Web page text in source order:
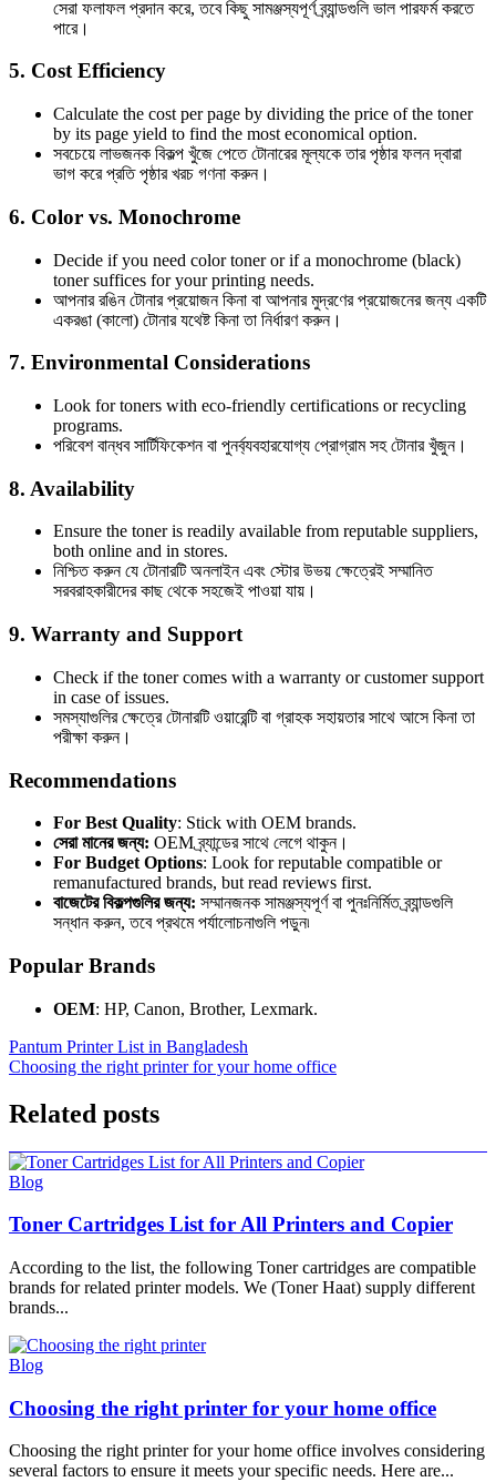
সেরা ফলাফল প্রদান করে, তবে কিছু সামঞ্জস্যপূর্ণ ব্র্যান্ডগুলি ভাল পারফর্ম করতে
পারে।
5. Cost Efficiency
Calculate the cost per page by dividing the price of the toner
by its page yield to find the most economical option.
সবচেয়ে লাভজনক বিকল্প খুঁজে পেতে টোনারের মূল্যকে তার পৃষ্ঠার ফলন দ্বারা
ভাগ করে প্রতি পৃষ্ঠার খরচ গণনা করুন।
6. Color vs. Monochrome
Decide if you need color toner or if a monochrome (black)
toner suffices for your printing needs.
আপনার রঙিন টোনার প্রয়োজন কিনা বা আপনার মুদ্রণের প্রয়োজনের জন্য একটি
একরঙা (কালো) টোনার যথেষ্ট কিনা তা নির্ধারণ করুন।
7. Environmental Considerations
Look for toners with eco-friendly certifications or recycling
programs.
পরিবেশ বান্ধব সার্টিফিকেশন বা পুনর্ব্যবহারযোগ্য প্রোগ্রাম সহ টোনার খুঁজুন।
8. Availability
Ensure the toner is readily available from reputable suppliers,
both online and in stores.
নিশ্চিত করুন যে টোনারটি অনলাইন এবং স্টোর উভয় ক্ষেত্রেই সম্মানিত
সরবরাহকারীদের কাছ থেকে সহজেই পাওয়া যায়।
9. Warranty and Support
Check if the toner comes with a warranty or customer support
in case of issues.
সমস্যাগুলির ক্ষেত্রে টোনারটি ওয়ারেন্টি বা গ্রাহক সহায়তার সাথে আসে কিনা তা
পরীক্ষা করুন।
Recommendations
For Best Quality: Stick with OEM brands.
সেরা মানের জন্য: OEM ব্র্যান্ডের সাথে লেগে থাকুন।
For Budget Options: Look for reputable compatible or
remanufactured brands, but read reviews first.
বাজেটের বিকল্পগুলির জন্য: সম্মানজনক সামঞ্জস্যপূর্ণ বা পুনঃনির্মিত ব্র্যান্ডগুলি
সন্ধান করুন, তবে প্রথমে পর্যালোচনাগুলি পড়ুন৷
Popular Brands
OEM: HP, Canon, Brother, Lexmark.
Post
navigation
Pantum Printer List in Bangladesh
Choosing the right printer for your home office
Related posts
Blog
Toner Cartridges List for All Printers and Copier
According to the list, the following Toner cartridges are compatible
brands for related printer models. We (Toner Haat) supply different
brands...
Blog
Choosing the right printer for your home office
Choosing the right printer for your home office involves considering
several factors to ensure it meets your specific needs. Here are...